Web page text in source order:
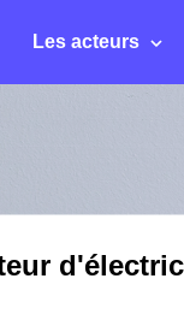
Les acteurs